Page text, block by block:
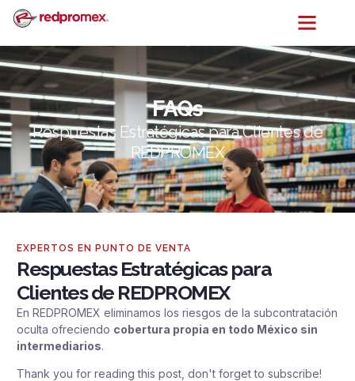
FAQs
Respuestas Estratégicas para Clientes de
REDPROMEX
EXPERTOS EN PUNTO DE VENTA
Respuestas Estratégicas para
Clientes de REDPROMEX
En REDPROMEX eliminamos los riesgos de la subcontratación
oculta ofreciendo cobertura propia en todo México sin
intermediarios.
Thank you for reading this post, don't forget to subscribe!